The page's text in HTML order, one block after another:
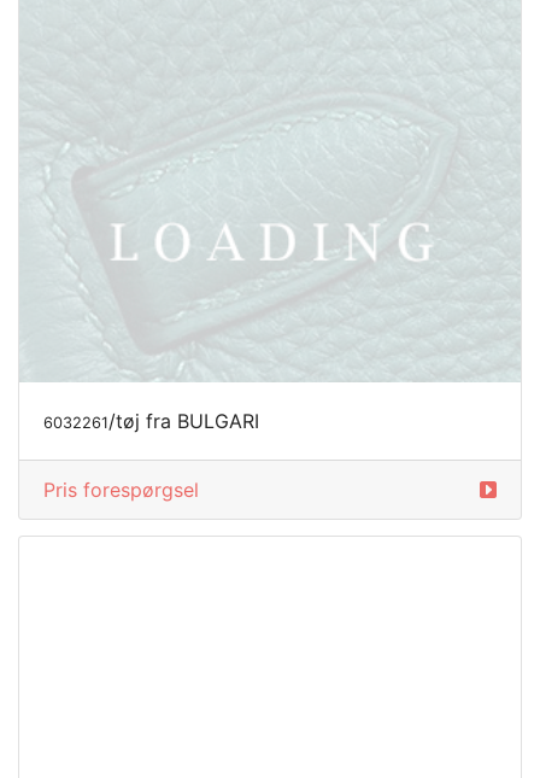
6032356 /tøj fra BULGARI
Pris forespørgsel